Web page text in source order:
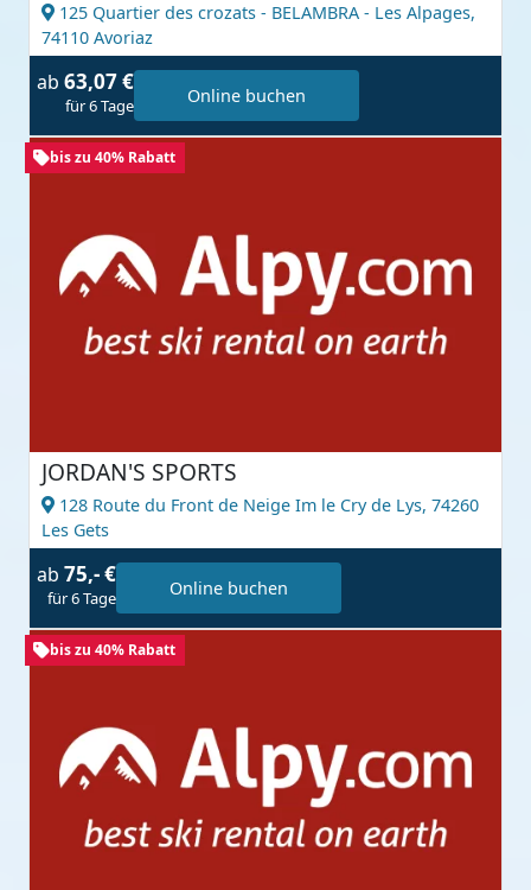
125 Quartier des crozats - BELAMBRA - Les Alpages,
74110 Avoriaz
ab 63,07 €
für 6 Tage Online buchen
bis zu 40% Rabatt
JORDAN'S SPORTS
128 Route du Front de Neige Im le Cry de Lys, 74260
Les Gets
ab 75,- €
für 6 Tage Online buchen
bis zu 40% Rabatt